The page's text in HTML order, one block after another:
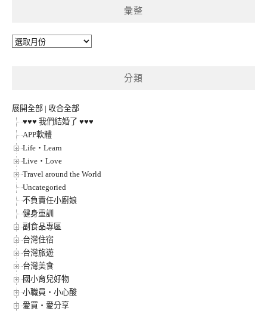
彙整
彙
分類
展開全部 | 收合全部
♥♥♥ 我們結婚了 ♥♥♥
APP軟體
Life‧Learn
Live‧Love
Travel around the World
Uncategoried
不負責任小廚娘
健身重訓
副食品專區
台灣住宿
台灣旅遊
台灣美食
國小育兒好物
小職員‧小心酸
愛買‧愛分享